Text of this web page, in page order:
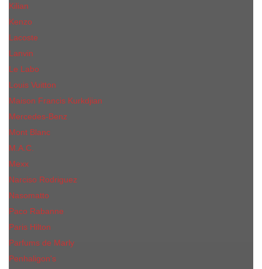
Kilian
Kenzo
Lacoste
Lanvin
Le Labo
Louis Vuitton
Maison Francis Kurkdjian
Mercedes-Benz
Mont Blanc
M.А.C.
Mexx
Narciso Rodriguez
Nasomatto
Paco Rabanne
Paris Hilton
Parfums de Marly
Penhaligon​'s